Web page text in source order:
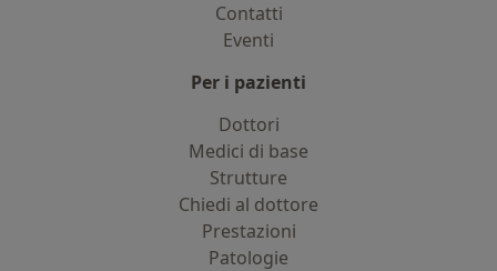
Contatti
Eventi
Per i pazienti
Dottori
Medici di base
Strutture
Chiedi al dottore
Prestazioni
Patologie